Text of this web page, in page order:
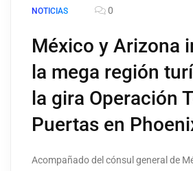
NOTICIAS 0
México y Arizona
la mega región
la gira Operación
Puertas en
Acompañado del cónsul general de